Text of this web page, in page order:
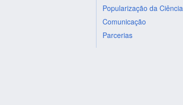
Popularização da Ciência
Comunicação
Parcerias